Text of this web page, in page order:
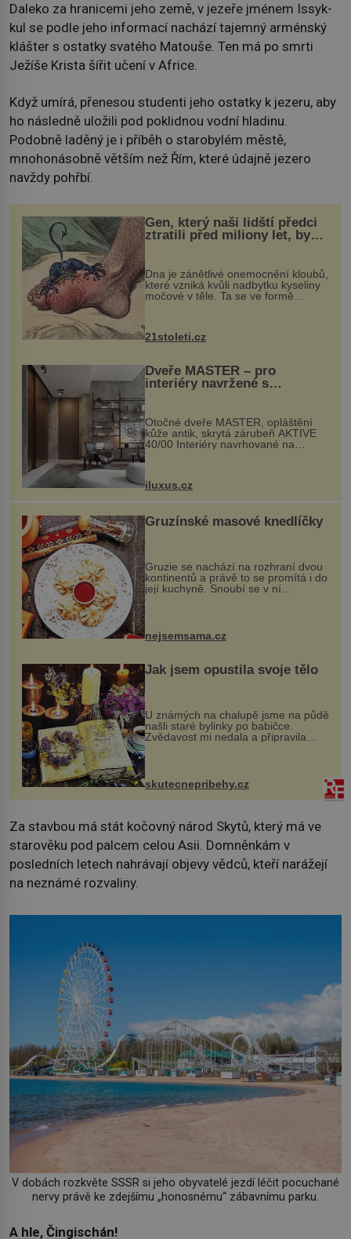
Daleko za hranicemi jeho země, v jezeře jménem Issyk-
kul se podle jeho informací nachází tajemný arménský
klášter s ostatky svatého Matouše. Ten má po smrti
Ježíše Krista šířit učení v Africe.
Když umírá, přenesou studenti jeho ostatky k jezeru, aby
ho následně uložili pod poklidnou vodní hladinu.
Podobně laděný je i příběh o starobylém městě,
mnohonásobně větším než Řím, které údajně jezero
navždy pohřbí.
Gen, který naši lidští předci
ztratili před miliony let, by
mohl pomoci s léčbou
„nemoci králů“
Dna je zánětlivé onemocnění kloubů,
které vzniká kvůli nadbytku kyseliny
močové v těle. Ta se ve formě
nohou, a způsobuje bole...
21stoleti.cz
Dveře MASTER – pro
interiéry navržené s
rozumem i vášní!
Otočné dveře MASTER, opláštění
kůže antik, skrytá zárubeň AKTIVE
40/00 Interiéry navrhované na
zakázku často vyžadují atypické
rozměry nejen nábytku, ale i
dnes umož...
iluxus.cz
Gruzínské masové knedlíčky
Gruzie se nachází na rozhraní dvou
kontinentů a právě to se promítá i do
její kuchyně. Snoubí se v ní
evropské a asijské chutě a díky tomu
pokrmy, které rozhodně st...
nejsemsama.cz
Jak jsem opustila svoje tělo
U známých na chalupě jsme na půdě
našli staré bylinky po babičce.
Zvědavost mi nedala a připravila
jsem si z nich lektvar… Zimní pobyt
na chalupě se pro mě vlastní vinou
změnil v děsivý zážitek, na kt...
skutecnepribehy.cz
Za stavbou má stát kočovný národ Skytů, který má ve
starověku pod palcem celou Asii. Domněnkám v
posledních letech nahrávají objevy vědců, kteří narážejí
na neznámé rozvaliny.
V dobách rozkvěte SSSR si jeho obyvatelé jezdí léčit pocuchané
nervy právě ke zdejšímu „honosnému“ zábavnímu parku.
A hle, Čingischán!